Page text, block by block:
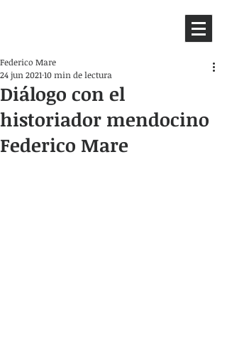
Diálogo con el
historiador mendocino
Federico Mare
Federico Mare
24 jun 2021 10 min de lectura